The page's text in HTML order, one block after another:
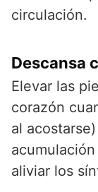
circulación.
Descansa
Elevar las
corazón
al
aliviar los